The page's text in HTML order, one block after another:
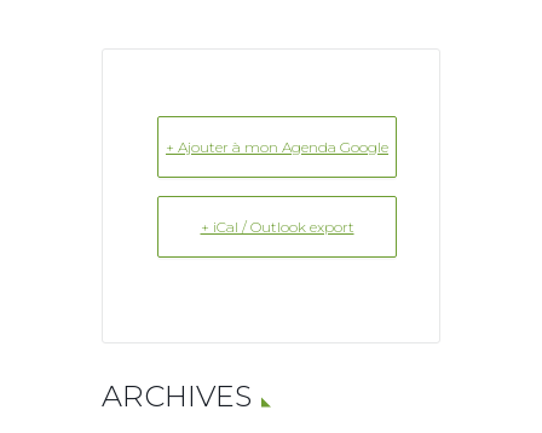
+ Ajouter à mon Agenda Google
+ iCal / Outlook export
ARCHIVES